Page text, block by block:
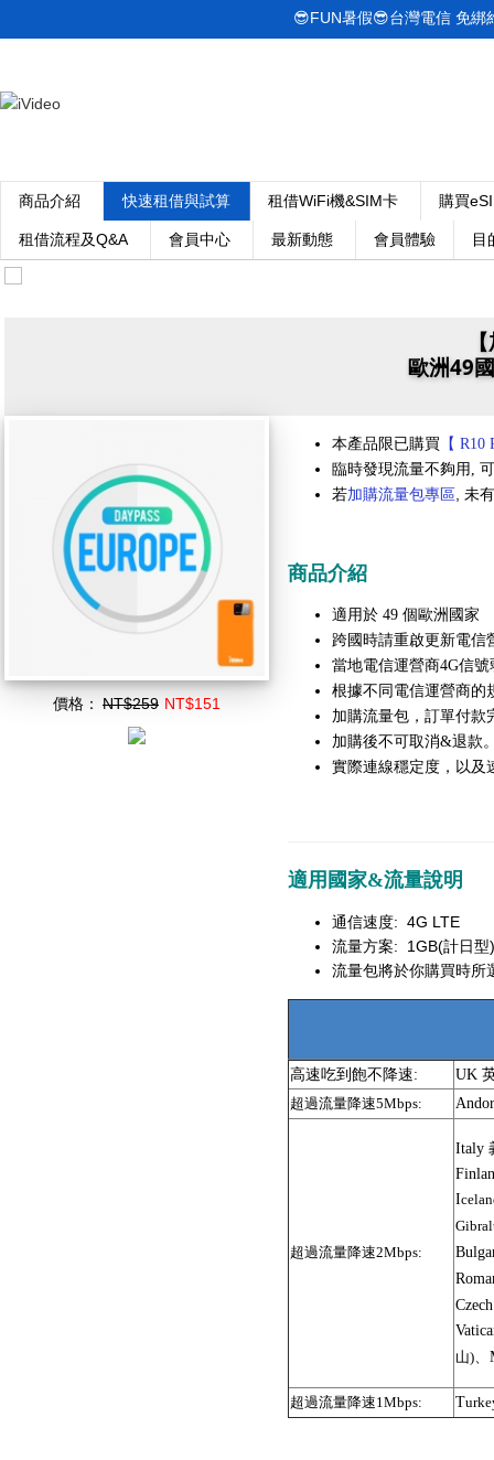
商品介紹 快速租借與試算 租借WiFi機&SIM卡 購買
租借流程及Q&A 會員中心 最新動態 會員體驗 目
😎FUN暑假😎台灣電信 免
歐洲49
價格： NT$259 NT$151
本產品限已購買 【
臨時發現流量不夠用,
若加購流量包專區 , 未
商品介紹
適用於 49 個歐洲國家
跨國時請重啟更新電信
當地電信運營商4G信
根據不同電信運營商的
加購流量包，訂單付款
加購後不可取消&退款
實際連線穩定度，以及
適用國家&流量說明
通信速度: 4G LTE
流量方案: 1GB(計日型)
流量包將於你購買時所
高速吃到飽不降速: UK
超過流量降速5Mbps:
超過流量降速2Mbps:
Italy
I
山)、
超過流量降速1Mbps: T